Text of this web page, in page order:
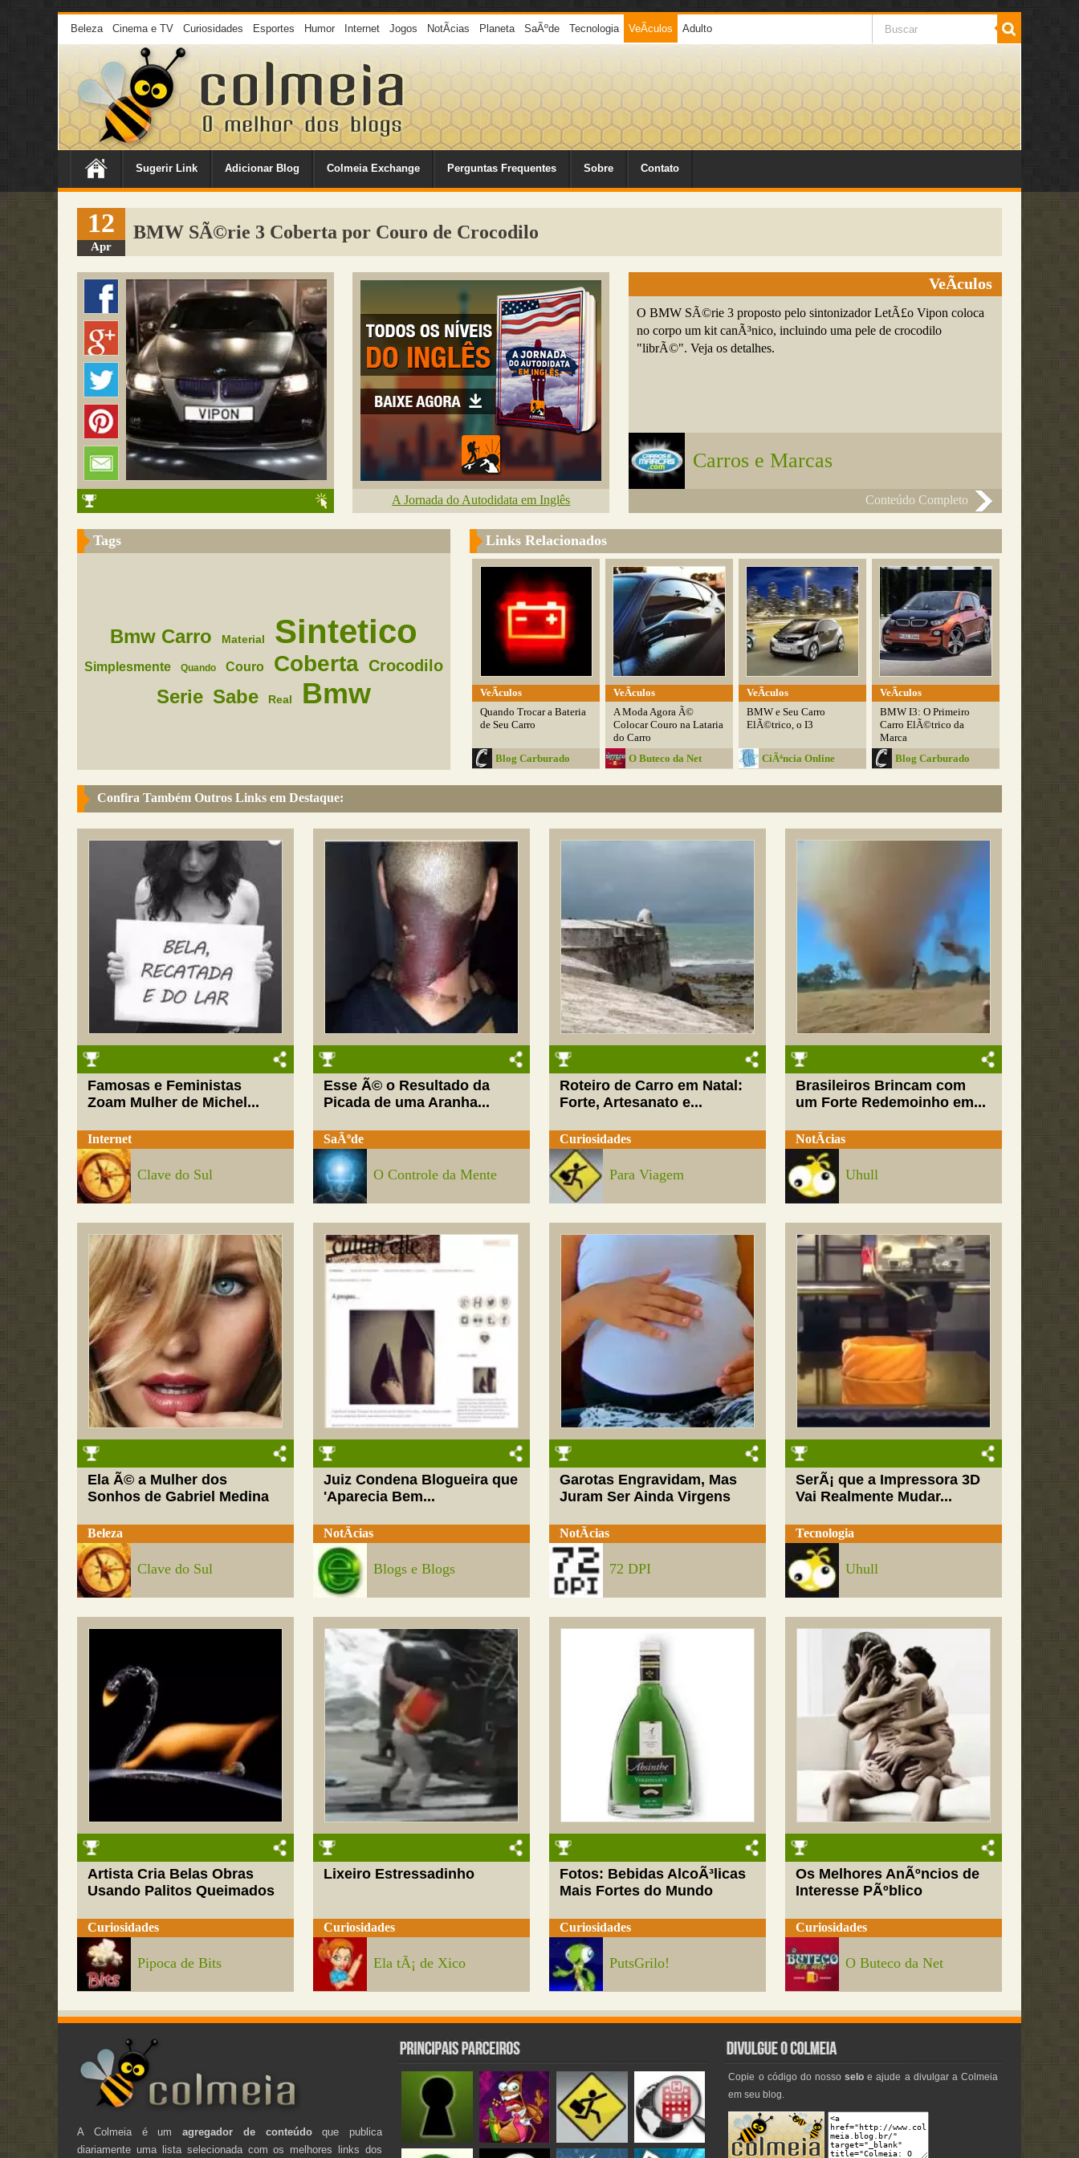
Beleza Cinema e TV Curiosidades Esportes Humor Internet Jogos NotÃ­cias Planeta SaÃºde Tecnologia VeÃ­culos Adulto
Sugerir Link Adicionar Blog Colmeia Exchange Perguntas Frequentes Sobre Contato
12
Apr
BMW SÃ©rie 3 Coberta por Couro de Crocodilo
A Jornada do Autodidata em Inglês
VeÃ­culos
O BMW SÃ©rie 3 proposto pelo sintonizador LetÃ£o Vipon coloca
no corpo um kit canÃ³nico, incluindo uma pele de crocodilo
"librÃ©". Veja os detalhes.
Carros e Marcas
Conteúdo Completo
Tags
Bmw Carro Material Sintetico
Simplesmente Quando Couro Coberta Crocodilo
Serie Sabe Real Bmw
Links Relacionados
VeÃ­culos
Quando Trocar a Bateria
de Seu Carro
Blog Carburado
VeÃ­culos
A Moda Agora Ã©
Colocar Couro na Lataria
do Carro
O Buteco da Net
VeÃ­culos
BMW e Seu Carro
ElÃ©trico, o I3
CiÃªncia Online
VeÃ­culos
BMW I3: O Primeiro
Carro ElÃ©trico da
Marca
Blog Carburado
Confira Também Outros Links em Destaque:
Famosas e Feministas
Zoam Mulher de Michel...
Internet
Clave do Sul
Esse Ã© o Resultado da
Picada de uma Aranha...
SaÃºde
O Controle da Mente
Roteiro de Carro em Natal:
Forte, Artesanato e...
Curiosidades
Para Viagem
Brasileiros Brincam com
um Forte Redemoinho em...
NotÃ­cias
Uhull
Ela Ã© a Mulher dos
Sonhos de Gabriel Medina
Beleza
Clave do Sul
Juiz Condena Blogueira que
'Aparecia Bem...
NotÃ­cias
Blogs e Blogs
Garotas Engravidam, Mas
Juram Ser Ainda Virgens
NotÃ­cias
72 DPI
SerÃ¡ que a Impressora 3D
Vai Realmente Mudar...
Tecnologia
Uhull
Artista Cria Belas Obras
Usando Palitos Queimados
Curiosidades
Pipoca de Bits
Lixeiro Estressadinho
Curiosidades
Ela tÃ¡ de Xico
Fotos: Bebidas AlcoÃ³licas
Mais Fortes do Mundo
Curiosidades
PutsGrilo!
Os Melhores AnÃºncios de
Interesse PÃºblico
Curiosidades
O Buteco da Net
A Colmeia é umagregador de conteúdoque publica
diariamente uma lista selecionada com os melhores links dos
Copie o código do nossoselo e ajude a divulgar a Colmeia
em seu blog.